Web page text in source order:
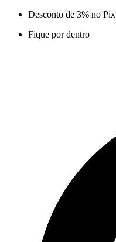
Desconto de 3% no
Fique por dentro